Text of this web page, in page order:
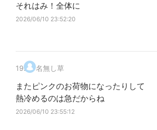
それはみ！全体に
2026/06/10 23:52:20
19. 名無し草
またピンクのお荷物になったりして
熱冷めるのは急だからね
2026/06/10 23:55:12